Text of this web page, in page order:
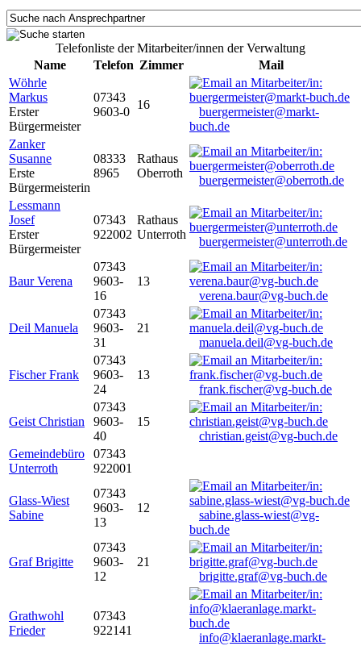
Telefonliste der Mitarbeiter/innen der Verwaltung
Name
Telefon Zimmer
Mail
Wöhrle
Markus
Erster
Bürgermeister
07343
9603-0
16
buergermeister@markt-
buch.de
Zanker
Susanne
Erste
Bürgermeisterin
08333
8965
Rathaus
Oberroth
buergermeister@oberroth.de
Lessmann
Josef
Erster
Bürgermeister
07343
922002
Rathaus
Unterroth
buergermeister@unterroth.de
Baur Verena
07343
9603-
16
13
verena.baur@vg-buch.de
Deil Manuela
07343
9603-
31
21
manuela.deil@vg-buch.de
Fischer Frank
07343
9603-
24
13
frank.fischer@vg-buch.de
Geist Christian
07343
9603-
40
15
christian.geist@vg-buch.de
Gemeindebüro
Unterroth
07343
922001
Glass-Wiest
Sabine
07343
9603-
13
12
sabine.glass-wiest@vg-
buch.de
Graf Brigitte
07343
9603-
12
21
brigitte.graf@vg-buch.de
Grathwohl
Frieder
07343
922141
info@klaeranlage.markt-